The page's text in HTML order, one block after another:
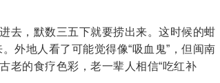
去，默数三五下就要捞出来。这时候的蚶
外地人看了可能觉得像“吸血鬼”，但闽南
老的食疗色彩，老一辈人相信“吃红补